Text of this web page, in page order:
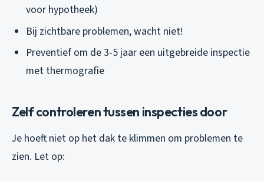
voor hypotheek)
Bij zichtbare problemen, wacht niet!
Preventief om de 3-5 jaar een uitgebreide inspectie
met thermografie
Zelf controleren tussen inspecties door
Je hoeft niet op het dak te klimmen om problemen te
zien. Let op: